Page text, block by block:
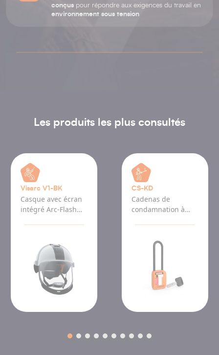
conçus pour répondre aux exigences du travail en
environnement sous tension
Les produits les plus consultés
Visarc V1-BK
Casque avec écran
intégré Arc-Flash
CS-KD
Cadenas de
condamnation à
clé variée